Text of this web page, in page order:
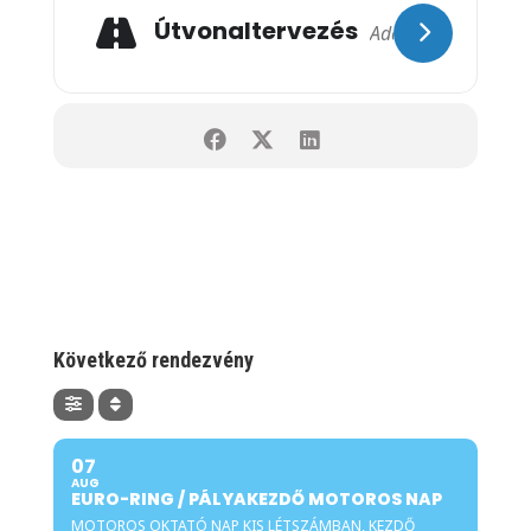
részt elveszíted.
A befizetett foglaló csak és kizárólag akkor jár
programot elhalasztjuk és a résztvevőket a
jelentkezéskor megadott emailcímükön
értesítjük az új időpontról!
Útvonaltervezés
Következő rendezvény
07
AUG
EURO-RING / PÁLYAKEZDŐ MOTOROS NAP
MOTOROS OKTATÓ NAP KIS LÉTSZÁMBAN, KEZDŐ